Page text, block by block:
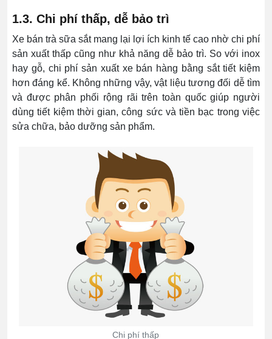
1.3. Chi phí thấp, dễ bảo trì
Xe bán trà sữa sắt mang lại lợi ích kinh tế cao nhờ chi phí
sản xuất thấp cũng như khả năng dễ bảo trì. So với inox
hay gỗ, chi phí sản xuất xe bán hàng bằng sắt tiết kiệm
hơn đáng kể. Không những vậy, vật liệu tương đối dễ tìm
và được phân phối rộng rãi trên toàn quốc giúp người
dùng tiết kiệm thời gian, công sức và tiền bạc trong việc
sửa chữa, bảo dưỡng sản phẩm.
Chi phí thấp